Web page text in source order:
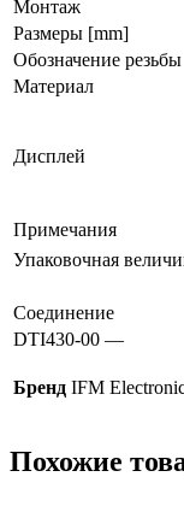
Монтаж
Размеры [mm]
Обозначение резьбы
Материал
Дисплей
Примечания
Упаковочная
Соединение
DTI430-00 —
Бренд IFM
Похожие